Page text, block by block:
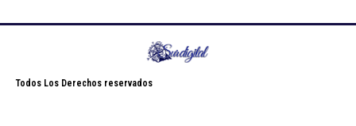
Todos Los Derechos reservados